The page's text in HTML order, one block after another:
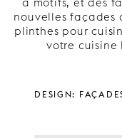
nouvelles façades
plinthes pour
votre cuisine
Design: